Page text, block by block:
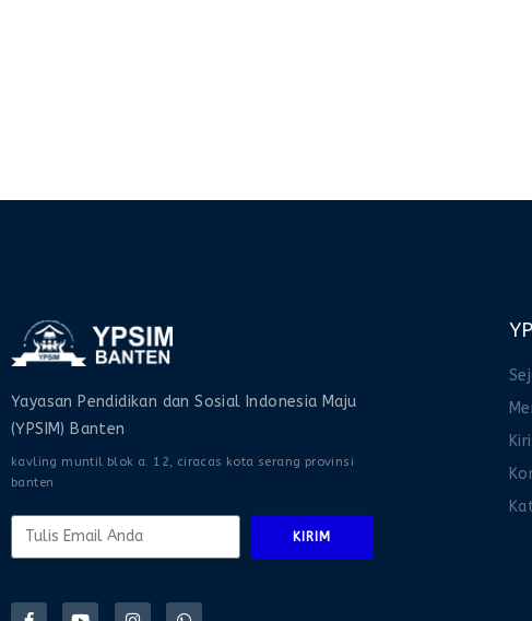
Yayasan Pendidikan dan Sosial Indonesia Maju
(YPSIM) Banten
kavling muntil blok a. 12, ciracas kota serang provinsi
banten
KIRIM